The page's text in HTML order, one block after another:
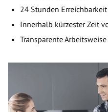
24 Stunden Erreichbarkeit
Innerhalb kürzester Zeit
Transparente Arbeitsweise